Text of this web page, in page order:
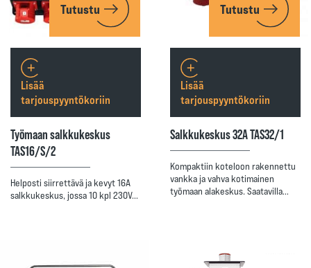
Tutustu
Työmaan salkkukeskus
TAS16/S/2
Helposti siirrettävä ja kevyt 16A
salkkukeskus, jossa 10 kpl 230V…
Lisää
tarjouspyyntökoriin
Tutustu
Salkkukeskus 32A TAS32/1
Kompaktiin koteloon rakennettu
vankka ja vahva kotimainen
työmaan alakeskus. Saatavilla…
Lisää
tarjouspyyntökoriin